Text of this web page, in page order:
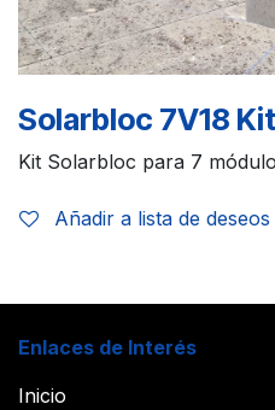
Solarbloc 7V18
Kit Solarbloc para 7
Añadir a lista de deseos
Enlaces de Interés
Inicio